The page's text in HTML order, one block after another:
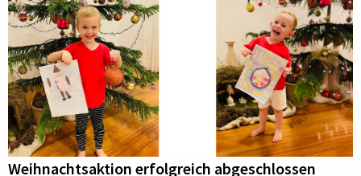
Weihnachtsaktion erfolgreich abgeschlossen